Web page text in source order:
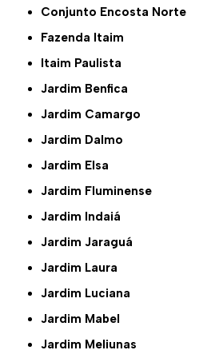
Conjunto Encosta Norte
Fazenda Itaim
Itaim Paulista
Jardim Benfica
Jardim Camargo
Jardim Dalmo
Jardim Elsa
Jardim Fluminense
Jardim Indaiá
Jardim Jaraguá
Jardim Laura
Jardim Luciana
Jardim Mabel
Jardim Meliunas